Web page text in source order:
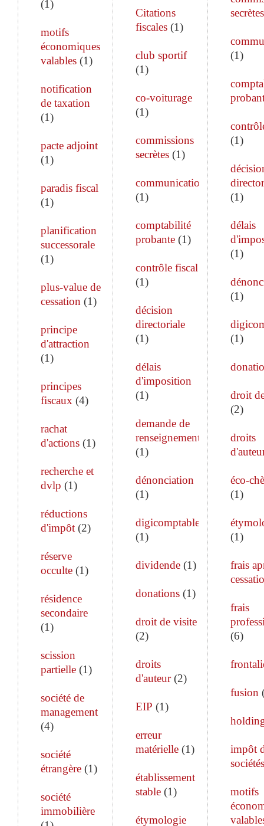
(1 )
motifs
économiques
valables (1)
notification
de taxation
(1)
pacte adjoint
(1)
paradis fiscal
(1)
planification
successorale
(1)
plus-value de
cessation (1)
principe
d'attraction
(1)
principes
fiscaux (4)
rachat
d'actions (1)
recherche et
dvlp (1)
réductions
d'impôt (2)
réserve
occulte (1)
résidence
secondaire
(1)
scission
partielle (1)
société de
management
(4)
société
étrangère (1)
société
immobilière
Citations
fiscales(1)
club sportif
(1)
co-voiturage
(1)
commissions
secrètes(1)
communication
(1)
comptabilité
probante(1)
contrôle fiscal
(1)
décision
directoriale
(1)
délais
d'imposition
(1)
demande de
renseignements
(1)
dénonciation
(1)
digicomptable
(1)
dividende(1)
donations(1)
droit de visite
(2)
droits
d'auteur(2)
EIP (1)
erreur
matérielle(1)
établissement
stable(1)
étymologie
secrètes
(1)
(1)
(1)
délais
(1)
(1)
(1)
droit
(2)
droits
éco-
(1)
(1)
frais
frais
(6)
fusion
impôt
sociétés
motifs